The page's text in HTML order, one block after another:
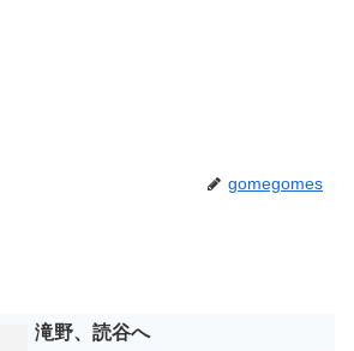
gomegomes
滝野、読谷へ